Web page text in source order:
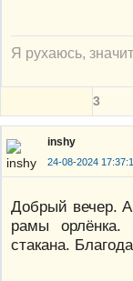
Я рухаюсь,
3
inshy
24-08-2024
Добрый вечер.
рамы
стакана.